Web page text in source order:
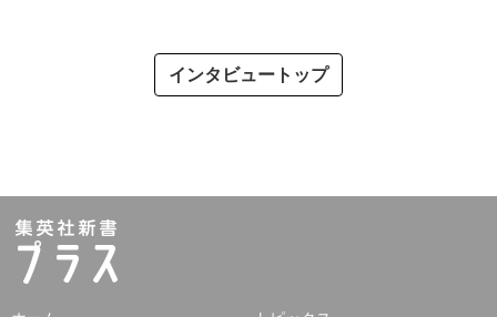
インタビュートップ